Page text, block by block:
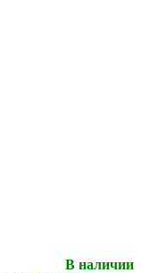
В наличии